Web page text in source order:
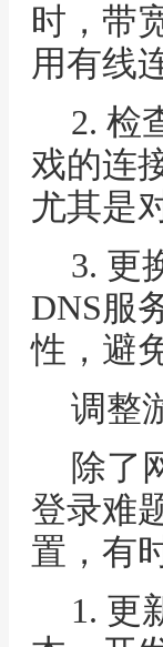
时，带
用有线
2. 检
戏的连
尤其是
3. 更
DNS服
性，避
调整
除了
登录难
置，有
1. 更